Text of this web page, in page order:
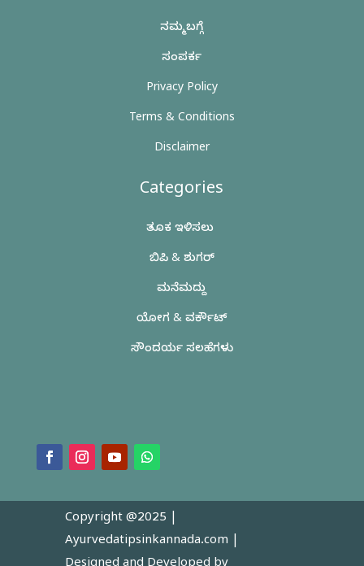
ನಮ್ಮ ಬಗ್ಗೆ
ಸಂಪರ್ಕ
Privacy Policy
Terms & Conditions
Disclaimer
Categories
ತೂಕ ಇಳಿಸಲು
ಬಿಪಿ & ಶುಗರ್
ಮನೆಮದ್ದು
ಯೋಗ & ವರ್ಕೌಟ್
ಸೌಂದರ್ಯ ಸಲಹೆಗಳು
Copyright @2025 |
Ayurvedatipsinkannada.com